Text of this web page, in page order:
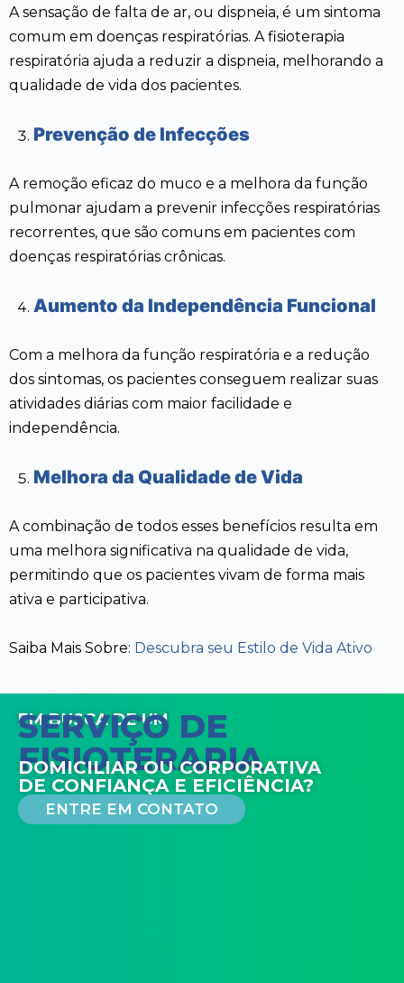
A sensação de falta de ar, ou dispneia, é um sintoma
comum em doenças respiratórias. A fisioterapia
respiratória ajuda a reduzir a dispneia, melhorando a
qualidade de vida dos pacientes.
Prevenção de Infecções
A remoção eficaz do muco e a melhora da função
pulmonar ajudam a prevenir infecções respiratórias
recorrentes, que são comuns em pacientes com
doenças respiratórias crônicas.
Aumento da Independência Funcional
Com a melhora da função respiratória e a redução
dos sintomas, os pacientes conseguem realizar suas
atividades diárias com maior facilidade e
independência.
Melhora da Qualidade de Vida
A combinação de todos esses benefícios resulta em
uma melhora significativa na qualidade de vida,
permitindo que os pacientes vivam de forma mais
ativa e participativa.
Saiba Mais Sobre: Descubra seu Estilo de Vida Ativo
EM BUSCA DE UM
SERVIÇO DE
FISIOTERAPIA
DOMICILIAR OU CORPORATIVA
DE CONFIANÇA E EFICIÊNCIA?
ENTRE EM CONTATO